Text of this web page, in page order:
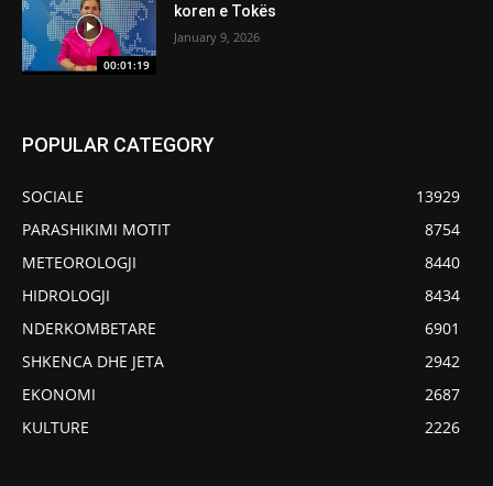
00:01:19
koren e Tokës
January 9, 2026
POPULAR CATEGORY
SOCIALE
13929
PARASHIKIMI MOTIT
8754
METEOROLOGJI
8440
HIDROLOGJI
8434
NDERKOMBETARE
6901
SHKENCA DHE JETA
2942
EKONOMI
2687
KULTURE
2226